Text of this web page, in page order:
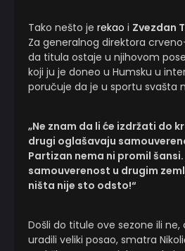
Tako nešto je rekao i Zvezdan
Za generalnog direktora
da titula ostaje u njihovom
koji ju je doneo u Humsku u
poručuje da je u sportu svašta
„Ne znam da li će izdržati do
drugi oglašavaju
Partizan nema ni promil
samouverenost u drugim
ništa nije sto odsto!“
Došli do titule ove sezone ili
uradili veliki posao, smatra